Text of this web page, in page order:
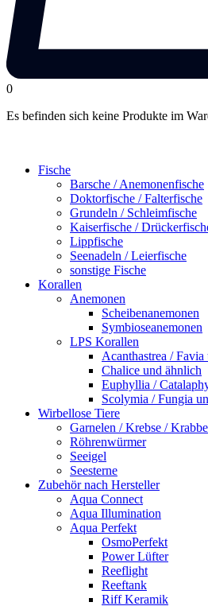
0
Es befinden sich keine Produkte im
Fische
Barsche / Anemonenfische
Doktorfische / Falterfische
Grundeln / Schleimfische
Kaiserfische /
Lippfische
Seenadeln / Leierfische
sonstige Fische
Korallen
Anemonen
Scheibenanemonen
Symbioseanemonen
LPS Korallen
Acanthastrea /
Chalice und ähnlich
Euphyllia /
Scolymia / Fungia
Wirbellose Tiere
Garnelen / Krebse /
Röhrenwürmer
Seeigel
Seesterne
Zubehör nach Hersteller
Aqua Connect
Aqua Illumination
Aqua Perfekt
OsmoPerfekt
Power Lüfter
Reeflight
Reeftank
Riff Keramik